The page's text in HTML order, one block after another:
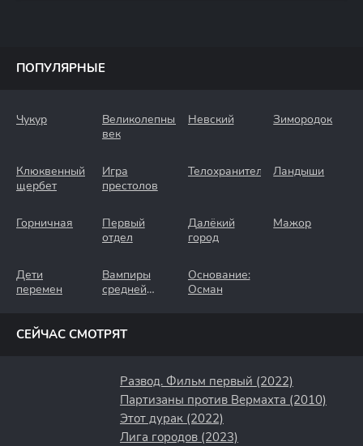
ПОПУЛЯРНЫЕ
Чукур
Великолепный
век
Невский Зимородок
Клюквенный
щербет
Игра
престолов
Телохранители Ландыши
Горничная
Первый
отдел
Далёкий
город
Мажор
Дети
перемен
Вампиры
средней
Основание:
Осман
СЕЙЧАС СМОТРЯТ
Развод. Фильм первый (2022)
Партизаны против Вермахта (2010)
Этот дурак (2022)
Лига городов (2023)